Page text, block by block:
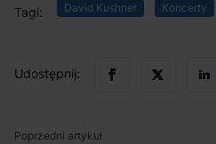
Tagi: David Kushner Koncerty
Udostępnij:
Poprzedni artykuł